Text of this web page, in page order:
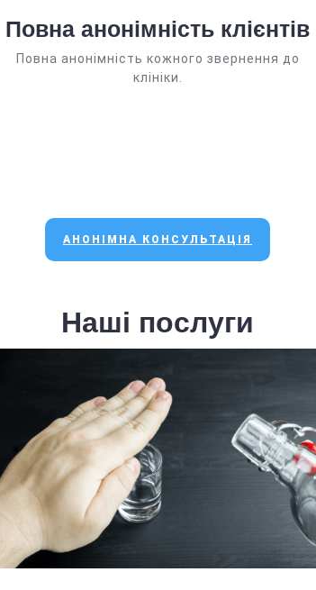
Повна анонімність клієнтів
Повна анонімність кожного звернення до
клініки.
АНОНІМНА КОНСУЛЬТАЦІЯ
Наші послуги